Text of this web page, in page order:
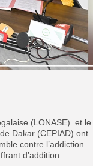
(LONASE) et le
Dakar (CEPIAD) ont
contre l’addiction
d’addition.